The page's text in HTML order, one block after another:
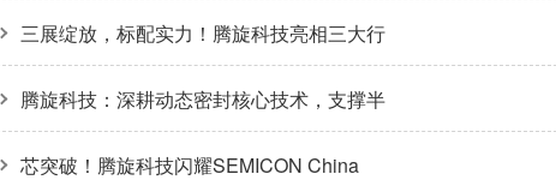
应商奖+质量标杆奖
三展绽放，标配实力！腾旋科技亮相三大行
业盛会
腾旋科技：深耕动态密封核心技术，支撑半
导体装备关键环节
芯突破！腾旋科技闪耀SEMICON China